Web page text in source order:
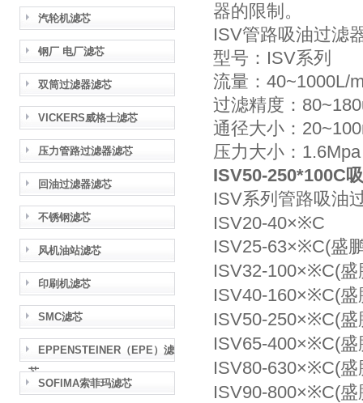
汽轮机滤芯
钢厂 电厂滤芯
双筒过滤器滤芯
VICKERS威格士滤芯
压力管路过滤器滤芯
回油过滤器滤芯
不锈钢滤芯
风机油站滤芯
印刷机滤芯
SMC滤芯
EPPENSTEINER（EPE）滤
芯
SOFIMA索菲玛滤芯
器的限制。
ISV管路吸油过滤
型号：ISV系列
流量：40~1000L/
过滤精度：
通径大小：
压力大小：1.6Mpa
ISV50-250*100C
ISV系列管路吸油
ISV20-40×※C
ISV25-63×※C(盛
ISV32-100×※C(
ISV40-160×※C(
ISV50-250×※C(
ISV65-400×※C(盛
ISV80-630×※C(
ISV90-800×※C(